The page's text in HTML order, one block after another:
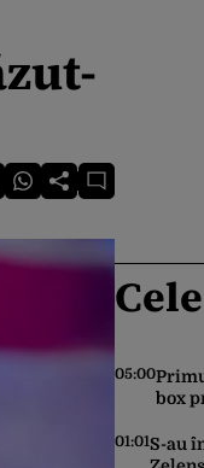
05:00
box
01:01S-au